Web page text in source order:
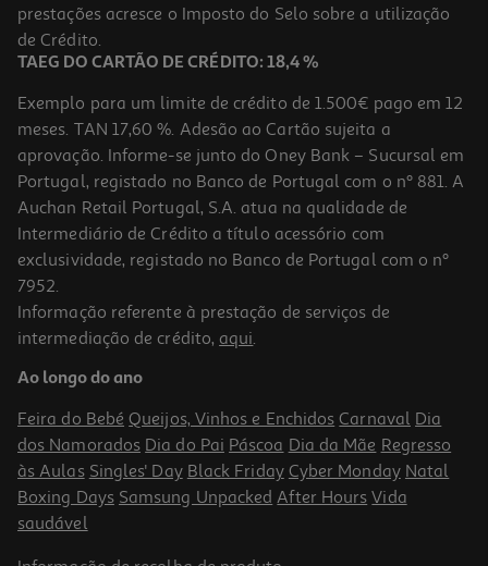
2,49 €
Palhinhas Cartão Actuel Golden Party 20un
2.99 €/un
2,99 €
prestações acresce o Imposto do Selo sobre a utilização
de Crédito.
TAEG DO CARTÃO DE CRÉDITO: 18,4 %
Exemplo para um limite de crédito de 1.500€ pago em 12
meses. TAN 17,60 %. Adesão ao Cartão sujeita a
aprovação. Informe-se junto do Oney Bank – Sucursal em
Portugal, registado no Banco de Portugal com o nº 881. A
Auchan Retail Portugal, S.A. atua na qualidade de
Intermediário de Crédito a título acessório com
exclusividade, registado no Banco de Portugal com o nº
7952.
Informação referente à prestação de serviços de
intermediação de crédito, aqui.
Ao longo do ano
Feira do Bebé Queijos, Vinhos e Enchidos Carnaval Dia
dos Namorados Dia do Pai Páscoa Dia da Mãe Regresso
às Aulas Singles' Day Black Friday Cyber Monday Natal
Boxing Days Samsung Unpacked After Hours Vida
saudável